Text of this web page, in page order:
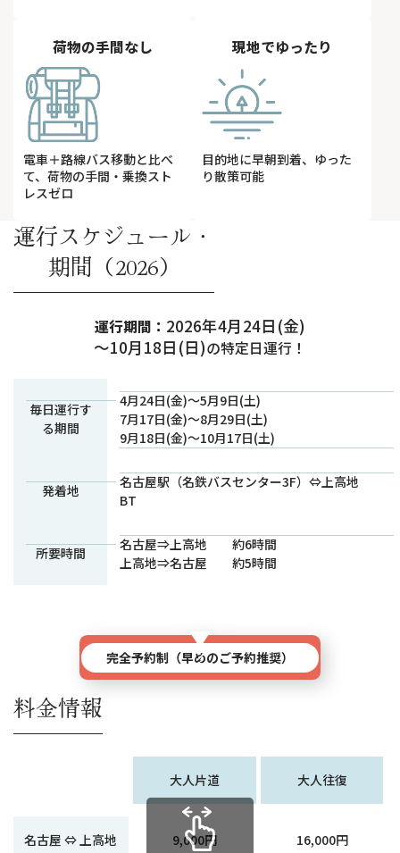
荷物の手間なし
電車＋路線バス移動と比べ
て、荷物の手間・乗換スト
レスゼロ
現地でゆったり
目的地に早朝到着、ゆった
り散策可能
運行スケジュール・
期間（2026）
運行期間： 2026年4月24日(金)
～10月18日(日)の特定日運行！
毎日運行す
る期間
4月24日(金)～5月9日(土)
7月17日(金)～8月29日(土)
9月18日(金)～10月17日(土)
発着地
名古屋駅（名鉄バスセンター3F）⇔上高地
BT
所要時間
名古屋⇒上高地 約6時間
上高地⇒名古屋 約5時間
詳細はこちら
完全予約制 （早めのご予約推奨）
料金情報
大人片道 大人往復
名古屋 ⇔ 上高地 9,000円 16,000円